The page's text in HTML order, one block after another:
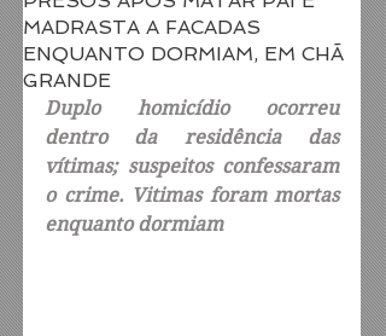
MADRASTA A FACADAS
ENQUANTO DORMIAM, EM CHÃ
GRANDE
Duplo homicídio ocorreu
dentro da residência das
vítimas; suspeitos confessaram
o crime. Vitimas foram mortas
enquanto dormiam